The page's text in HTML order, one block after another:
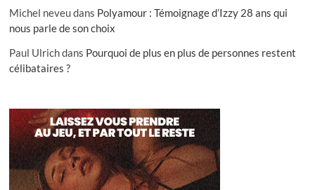
Michel neveudans Polyamour : Témoignage d’Izzy 28 ans qui
nous parle de son choix
Paul Ulrichdans Pourquoi de plus en plus de personnes restent
célibataires ?